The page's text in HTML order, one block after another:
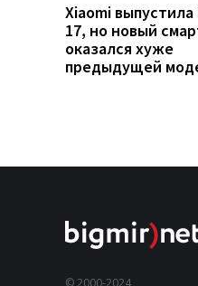
Xiaomi выпустила
17, но новый
оказался хуже
предыдущей
© 2000-2024,